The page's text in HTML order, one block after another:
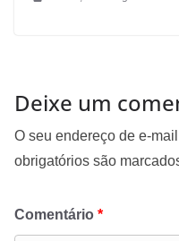
Deixe um
O seu endereço de e-
obrigatórios são
Comentário *